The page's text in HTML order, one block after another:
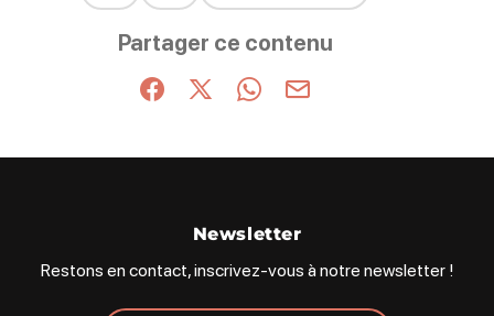
Partager ce contenu
Partager sur Facebook (nouvelle fenêtre)
Partager sur X / Twitter (nouvelle
Partager sur WhatsApp
Partager par mail
Newsletter
Restons en contact, inscrivez-vous à notre newsletter !